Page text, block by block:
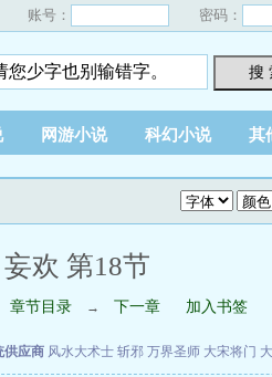
账号： 密码：
搜
网游小说 科幻小说 其
妄欢 第18节
章节目录 → 下一章 加入书签
供应商 风水大术士 斩邪 万界圣师 大宋将门